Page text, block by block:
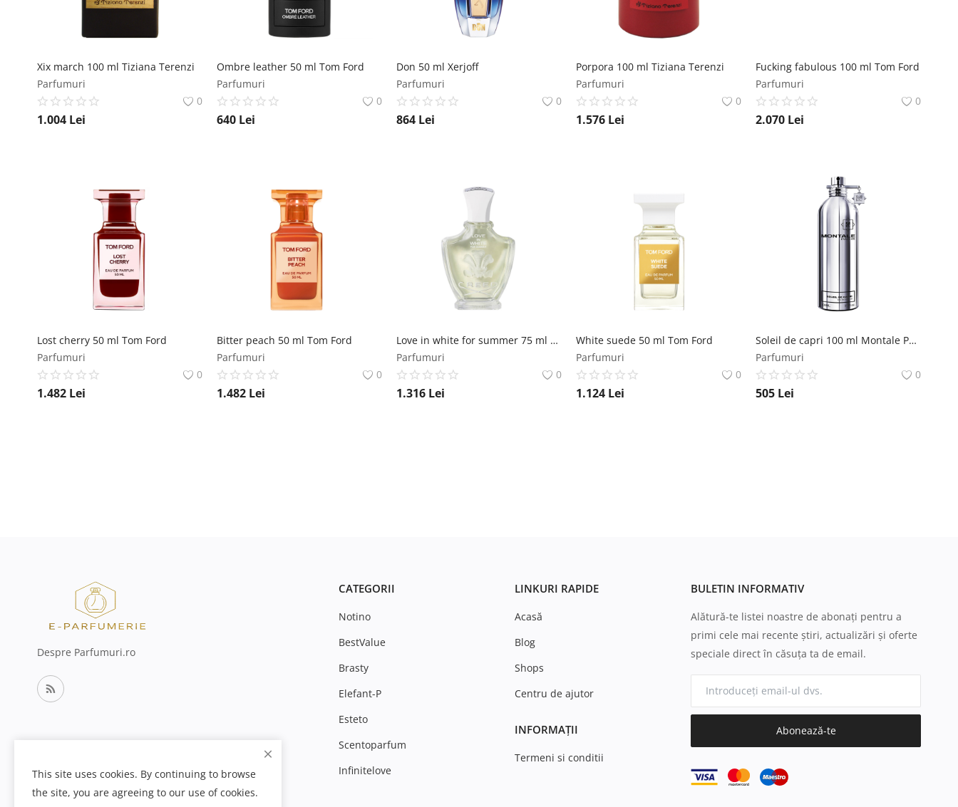
Xix march 100 ml Tiziana Terenzi
Parfumuri
0
1.004 Lei
Ombre leather 50 ml Tom Ford
Parfumuri
0
640 Lei
Don 50 ml Xerjoff
Parfumuri
0
864 Lei
Porpora 100 ml Tiziana Terenzi
Parfumuri
0
1.576 Lei
Fucking fabulous 100 ml Tom Ford
Parfumuri
0
2.070 Lei
Lost cherry 50 ml Tom Ford
Parfumuri
0
1.482 Lei
Bitter peach 50 ml Tom Ford
Parfumuri
0
1.482 Lei
Love in white for summer 75 ml Creed 1760
Parfumuri
0
1.316 Lei
White suede 50 ml Tom Ford
Parfumuri
0
1.124 Lei
Soleil de capri 100 ml Montale Paris
Parfumuri
0
505 Lei
Despre Parfumuri.ro
CATEGORII
Notino
BestValue
Brasty
Elefant-P
Esteto
Scentoparfum
Infinitelove
LINKURI RAPIDE
Acasă
Blog
Shops
Centru de ajutor
INFORMAȚII
Termeni si conditii
BULETIN INFORMATIV
Alătură-te listei noastre de abonați pentru a
primi cele mai recente știri, actualizări și oferte
speciale direct în căsuța ta de email.
Abonează-te
This site uses cookies. By continuing to browse
the site, you are agreeing to our use of cookies.